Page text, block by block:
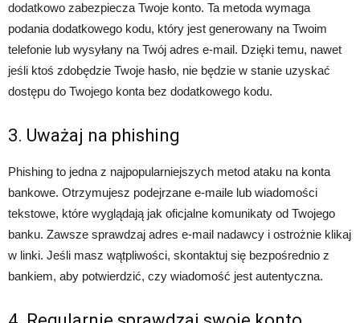
dodatkowo zabezpiecza Twoje konto. Ta metoda wymaga
podania dodatkowego kodu, który jest generowany na Twoim
telefonie lub wysyłany na Twój adres e-mail. Dzięki temu, nawet
jeśli ktoś zdobędzie Twoje hasło, nie będzie w stanie uzyskać
dostępu do Twojego konta bez dodatkowego kodu.
3. Uważaj na phishing
Phishing to jedna z najpopularniejszych metod ataku na konta
bankowe. Otrzymujesz podejrzane e-maile lub wiadomości
tekstowe, które wyglądają jak oficjalne komunikaty od Twojego
banku. Zawsze sprawdzaj adres e-mail nadawcy i ostrożnie klikaj
w linki. Jeśli masz wątpliwości, skontaktuj się bezpośrednio z
bankiem, aby potwierdzić, czy wiadomość jest autentyczna.